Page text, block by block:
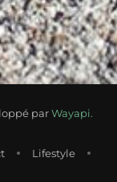
parWayapi.
Lifestyle